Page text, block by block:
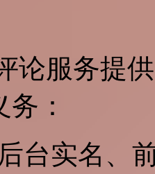
论服务提
：
后台实名、